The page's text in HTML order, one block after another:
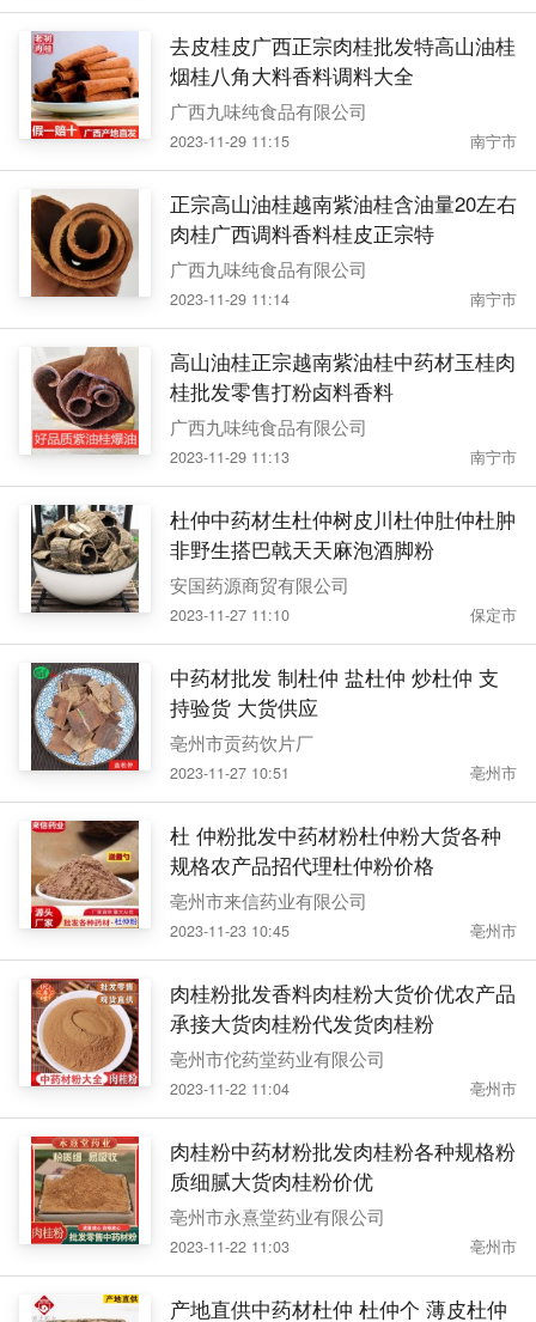
去皮桂皮广西正宗肉桂批发特高山油桂
烟桂八角大料香料调料大全
广西九味纯食品有限公司
2023-11-29 11:15 南宁市
正宗高山油桂越南紫油桂含油量20左右
肉桂广西调料香料桂皮正宗特
广西九味纯食品有限公司
2023-11-29 11:14 南宁市
高山油桂正宗越南紫油桂中药材玉桂肉
桂批发零售打粉卤料香料
广西九味纯食品有限公司
2023-11-29 11:13 南宁市
杜仲中药材生杜仲树皮川杜仲肚仲杜肿
非野生搭巴戟天天麻泡酒脚粉
安国药源商贸有限公司
2023-11-27 11:10 保定市
中药材批发 制杜仲 盐杜仲 炒杜仲 支
持验货 大货供应
亳州市贡药饮片厂
2023-11-27 10:51 亳州市
杜 仲粉批发中药材粉杜仲粉大货各种
规格农产品招代理杜仲粉价格
亳州市来信药业有限公司
2023-11-23 10:45 亳州市
肉桂粉批发香料肉桂粉大货价优农产品
承接大货肉桂粉代发货肉桂粉
亳州市佗药堂药业有限公司
2023-11-22 11:04 亳州市
肉桂粉中药材粉批发肉桂粉各种规格粉
质细腻大货肉桂粉价优
亳州市永熹堂药业有限公司
2023-11-22 11:03 亳州市
产地直供中药材杜仲 杜仲个 薄皮杜仲